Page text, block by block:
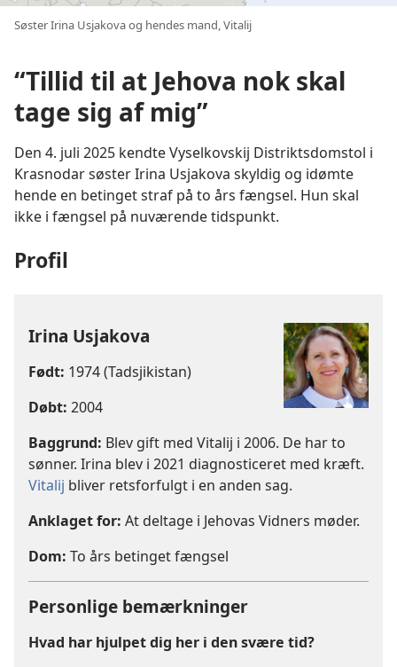
Søster Irina Usjakova og hendes mand, Vitalij
“Tillid til at Jehova nok skal
tage sig af mig”
Den 4. juli 2025 kendte Vyselkovskij Distriktsdomstol i
Krasnodar søster Irina Usjakova skyldig og idømte
hende en betinget straf på to års fængsel. Hun skal
ikke i fængsel på nuværende tidspunkt.
Profil
Irina Usjakova
Født: 1974 (Tadsjikistan)
Døbt: 2004
Baggrund: Blev gift med Vitalij i 2006. De har to
sønner. Irina blev i 2021 diagnosticeret med kræft.
Vitalij bliver retsforfulgt i en anden sag.
Anklaget for: At deltage i Jehovas Vidners møder.
Dom: To års betinget fængsel
Personlige bemærkninger
Hvad har hjulpet dig her i den svære tid?